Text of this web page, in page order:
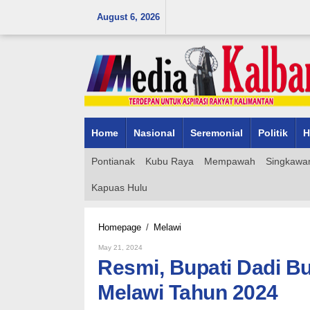
August 6, 2026
Home Nasional Seremonial Politik
Pontianak Kubu Raya Mempawah
Kapuas Hulu
Homepage / Melawi
Buka
MTQ
IX
Tingkat
May 21, 2024
Resmi, Bupati Dadi
Melawi Tahun 2024